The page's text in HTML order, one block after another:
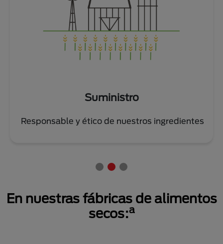
Suministro
Responsable y ético de nuestros ingredientes
En nuestras fábricas de alimentos
secos:a